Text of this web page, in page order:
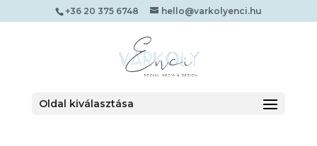
+36 20 375 6748 hello@varkolyenci.hu
Oldal kiválasztása